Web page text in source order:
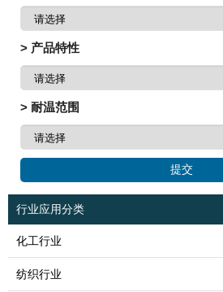
> 产品特性
> 耐温范围
行业应用分类
化工行业
纺织行业